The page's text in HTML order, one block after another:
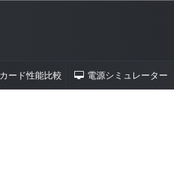
ード性能比較 電源シミュレーター